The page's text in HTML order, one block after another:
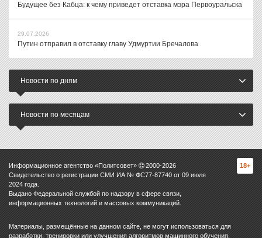
Будущее без Кабца: к чему приведет отставка мэра Первоуральска
29.07.2026
Путин отправил в отставку главу Удмуртии Бречалова
Новости по дням
Новости по месяцам
Информационное агентство «Политсовет» 2000-2026
Свидетельство о регистрации СМИ ИА № ФС77-87740 от 09 июля
2024 года.
Выдано Федеральной службой по надзору в сфере связи,
информационных технологий и массовых коммуникаций.
18+
Материалы, размещённые на данном сайте, не могут использоваться для
разработки, тренировки или улучшения алгоритмов машинного обучения,